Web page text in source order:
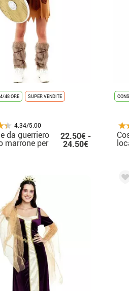
48 ORE SUPER VENDITE
4.34/5.00
da guerriero
marrone per
22.50€ -
24.50€